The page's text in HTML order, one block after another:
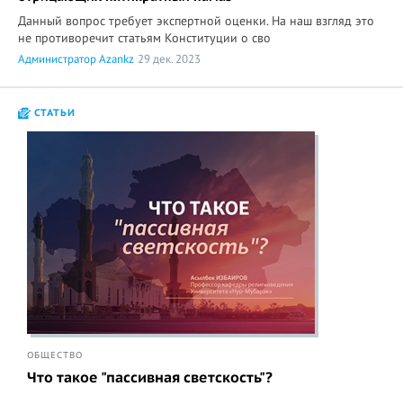
Данный вопрос требует экспертной оценки. На наш взгляд это
не противоречит статьям Конституции о сво
Администратор Azankz 29 дек. 2023
СТАТЬИ
ОБЩЕСТВО
Что такое "пассивная светскость"?